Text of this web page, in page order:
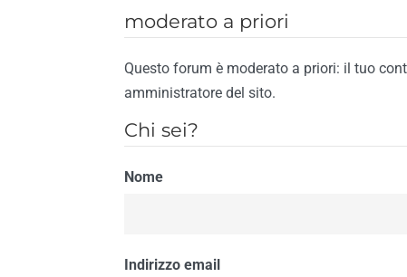
È vietato pubblicare commenti
È vietato pubblicare commenti
religione
È vietato pubblicare commenti
È vietato pubblicare commenti
Il riscontro della violazione anche di una
moderato a priori
Questo forum è moderato a priori: il tuo
amministratore del sito.
Chi sei?
Nome
Indirizzo email